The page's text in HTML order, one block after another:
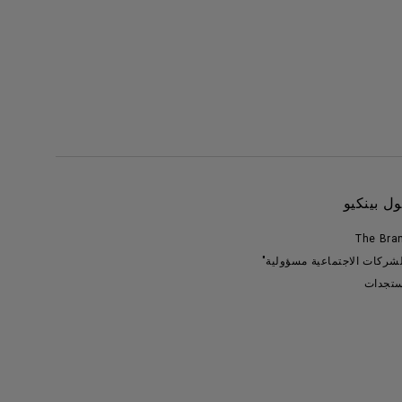
بينكيو
The
الاجتماعية مسؤولية"